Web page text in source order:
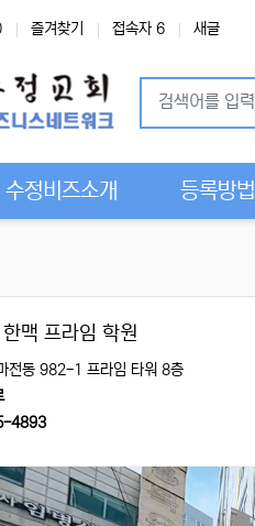
즐겨찾기 접속자 6 새글
수정비즈소개 등록방법
맥 프라임 학원
전동 982-1 프라임 타워 8층
4893